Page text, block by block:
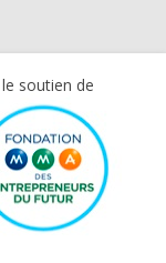
soutien de